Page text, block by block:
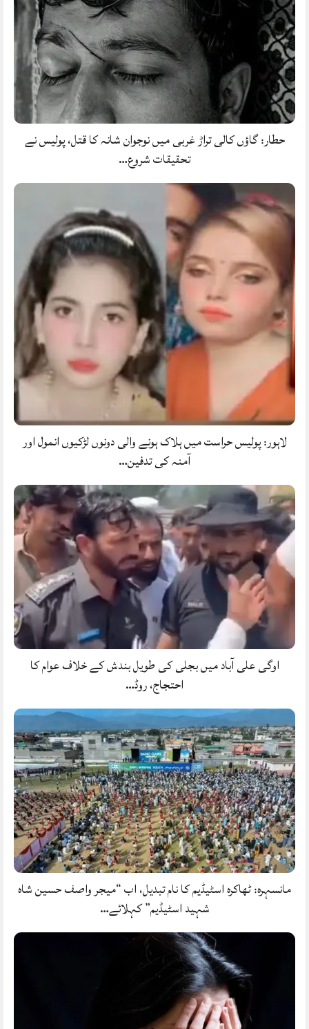
حطار: گاؤں کالی تراڑ غربی میں نوجوان شانہ کا قتل، پولیس نے
تحقیقات شروع…
لاہور: پولیس حراست میں ہلاک ہونے والی دونوں لڑکیوں انمول اور
آمنہ کی تدفین…
اوگی علی آباد میں بجلی کی طویل بندش کے خلاف عوام کا
احتجاج، روڈ…
مانسہرہ: ٹھاکرہ اسٹیڈیم کا نام تبدیل، اب “میجر واصف حسین شاہ
شہید اسٹیڈیم” کہلائے…